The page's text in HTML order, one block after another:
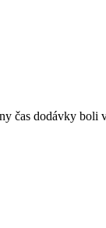
čas dodávky